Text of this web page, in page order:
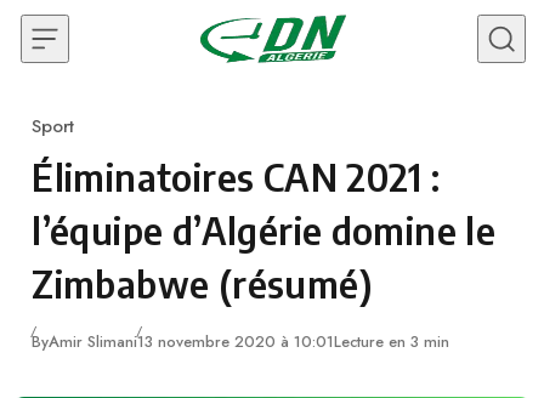
Skip to content
Category
Sport
Éliminatoires CAN 2021 :
l’équipe d’Algérie domine le
Zimbabwe (résumé)
ByAmir Slimani13 novembre 2020 à 10:01Lecture en 3 min